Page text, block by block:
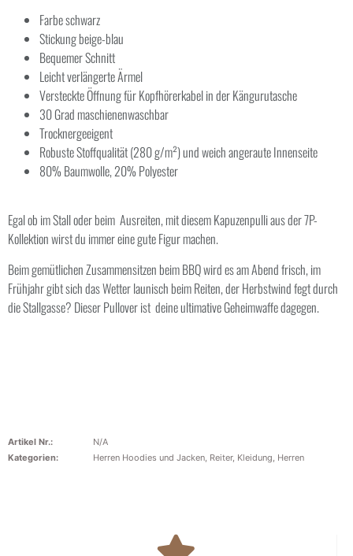
Farbe schwarz
Stickung beige-blau
Bequemer Schnitt
Leicht verlängerte Ärmel
Versteckte Öffnung für Kopfhörerkabel in der Kängurutasche
30 Grad maschienenwaschbar
Trocknergeeigent
Robuste Stoffqualität (280 g/m²) und weich angeraute Innenseite
80% Baumwolle, 20% Polyester
Egal ob im Stall oder beim Ausreiten, mit diesem Kapuzenpulli aus der 7P-
Kollektion wirst du immer eine gute Figur machen.
Beim gemütlichen Zusammensitzen beim BBQ wird es am Abend frisch, im
Frühjahr gibt sich das Wetter launisch beim Reiten, der Herbstwind fegt durch
die Stallgasse? Dieser Pullover ist deine ultimative Geheimwaffe dagegen.
Artikel Nr.:
N/A
Kategorien:
Herren Hoodies und Jacken, Reiter, Kleidung, Herren